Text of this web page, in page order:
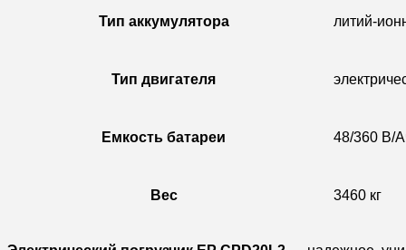
Тип аккумулятора литий-
Тип двигателя
Емкость батареи 48/360 В/
Вес 3460 кг